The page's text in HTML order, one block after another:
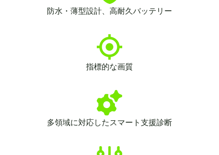
防水・薄型設計、高耐久バッテリー
指標的な画質
多領域に対応したスマート支援診断